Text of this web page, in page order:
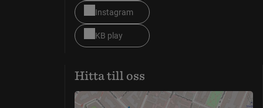
Instagram
KB play
Hitta till oss